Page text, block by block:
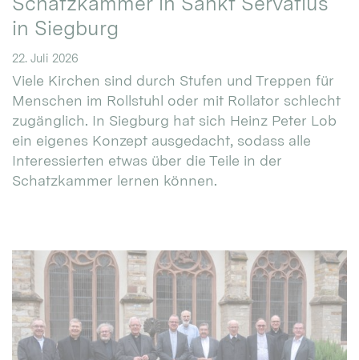
in Siegburg
22. Juli 2026
Viele Kirchen sind durch Stufen und Treppen für
Menschen im Rollstuhl oder mit Rollator schlecht
zugänglich. In Siegburg hat sich Heinz Peter Lob
ein eigenes Konzept ausgedacht, sodass alle
Interessierten etwas über die Teile in der
Schatzkammer lernen können.